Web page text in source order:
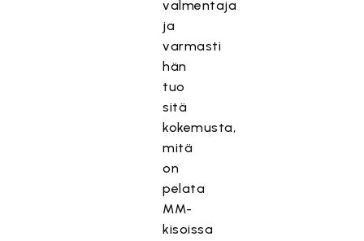
valmentaja
ja
varmasti
hän
tuo
sitä
kokemusta,
mitä
on
pelata
MM-
kisoissa